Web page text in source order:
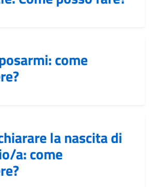
come
la nascita di
a: come